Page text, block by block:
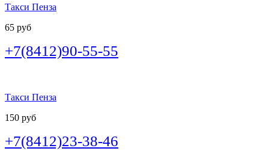
Такси Пенза
65 руб
+7(8412)90-55-55
Такси Пенза
150 руб
+7(8412)23-38-46